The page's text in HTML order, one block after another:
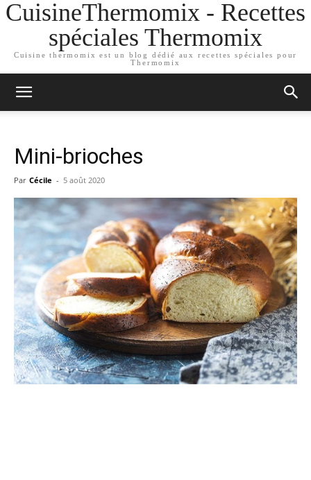
CuisineThermomix - Recettes
spéciales Thermomix
Cuisine thermomix est un blog dédié aux recettes spéciales pour
Thermomix
Mini-brioches
Par Cécile - 5 août 2020